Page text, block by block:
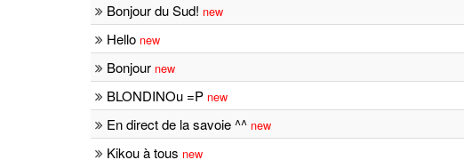
Bonjour du Sud! new
Hello new
Bonjour new
BLONDINOu =P new
En direct de la savoie ^^ new
Kikou à tous new